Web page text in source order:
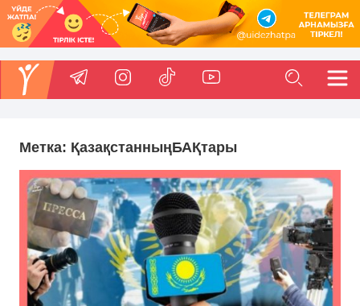
Метка: ҚазақстанныңБАҚтары